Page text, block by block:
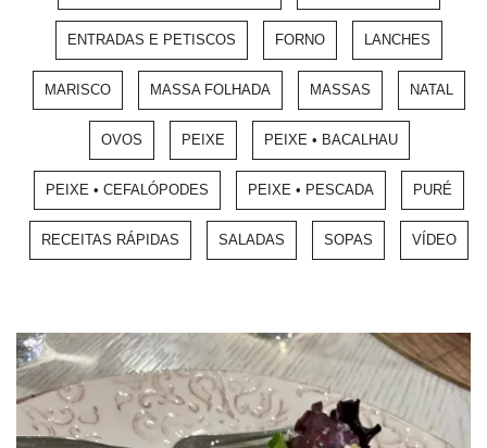
ENTRADAS E PETISCOS FORNO LANCHES
MARISCO MASSA FOLHADA MASSAS NATAL
OVOS PEIXE PEIXE • BACALHAU
PEIXE • CEFALÓPODES PEIXE • PESCADA PURÉ
RECEITAS RÁPIDAS SALADAS SOPAS VÍDEO